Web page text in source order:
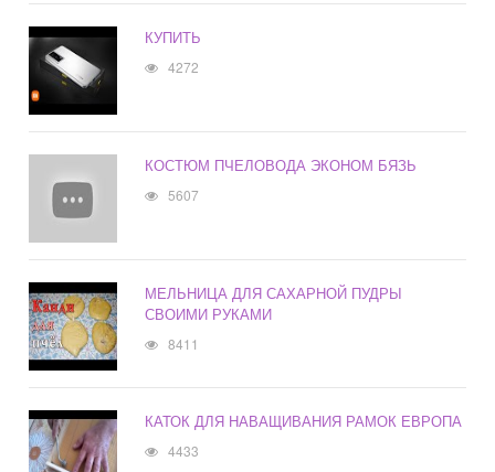
КУПИТЬ
4272
КОСТЮМ ПЧЕЛОВОДА ЭКОНОМ БЯЗЬ
5607
МЕЛЬНИЦА ДЛЯ САХАРНОЙ ПУДРЫ
СВОИМИ РУКАМИ
8411
КАТОК ДЛЯ НАВАЩИВАНИЯ РАМОК ЕВРОПА
4433